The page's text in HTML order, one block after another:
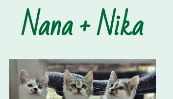
Nana + Nika